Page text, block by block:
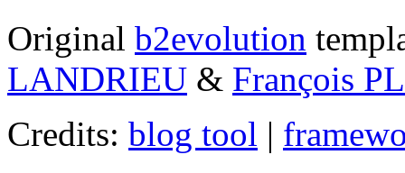
Original b2evolution
LANDRIEU & François
Credits: blog tool |